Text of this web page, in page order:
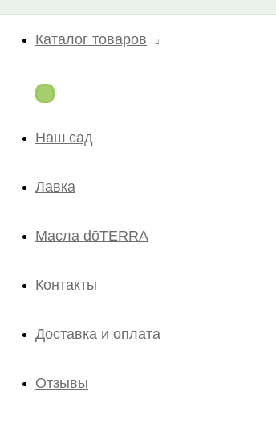
Каталог товаров
Наш сад
Лавка
Масла dōTERRA
Контакты
Доставка и оплата
Отзывы